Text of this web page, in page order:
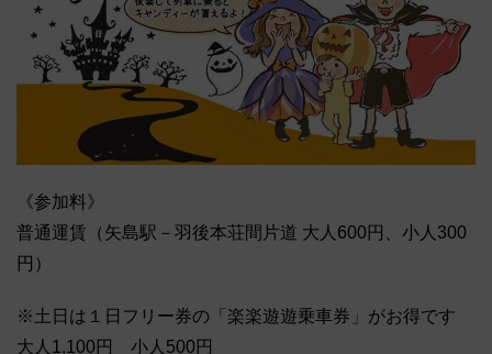
《参加料》
普通運賃（矢島駅－羽後本荘間片道 大人600円、小人300
円）
※土日は１日フリー券の「楽楽遊遊乗車券」がお得です
大人1,100円 小人500円